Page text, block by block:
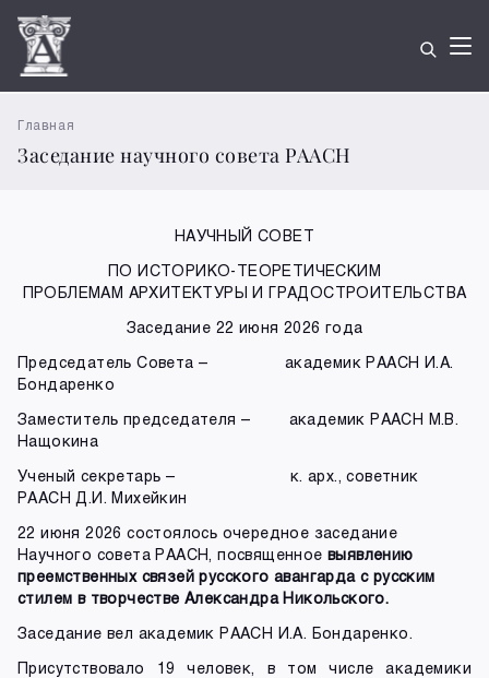
Главная
Заседание научного совета РААСН
НАУЧНЫЙ СОВЕТ
ПО ИСТОРИКО-ТЕОРЕТИЧЕСКИМ
ПРОБЛЕМАМ АРХИТЕКТУРЫ И ГРАДОСТРОИТЕЛЬСТВА
Заседание 22 июня 2026 года
Председатель Совета – академик РААСН И.А.
Бондаренко
Заместитель председателя – академик РААСН М.В.
Нащокина
Ученый секретарь – к. арх., советник
РААСН Д.И. Михейкин
22 июня 2026 состоялось очередное заседание
Научного совета РААСН, посвященное выявлению
преемственных связей русского авангарда с русским
стилем в творчестве Александра Никольского.
Заседание вел академик РААСН И.А. Бондаренко.
Присутствовало 19 человек, в том числе академики